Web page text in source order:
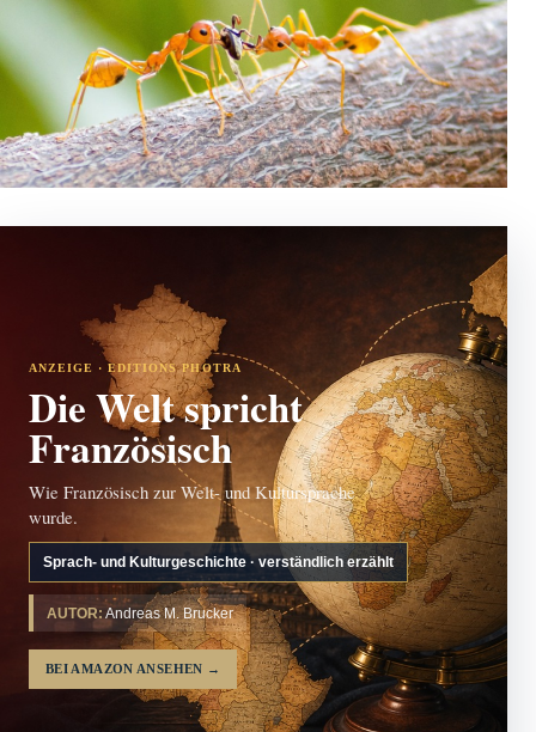
ANZEIGE · EDITIONS PHOTRA
Die Welt spricht
Französisch
Wie Französisch zur Welt- und Kultursprache
wurde.
Sprach- und Kulturgeschichte · verständlich erzählt
AUTOR: Andreas M. Brucker
BEI AMAZON ANSEHEN →